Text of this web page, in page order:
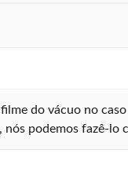
do vácuo no
nós podemos fazê-lo